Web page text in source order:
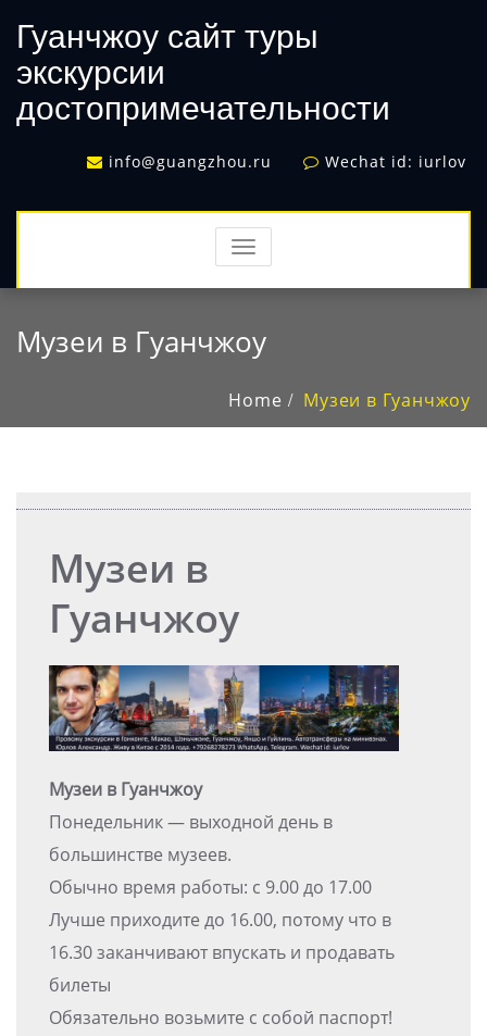
Гуанчжоу сайт туры
экскурсии
достопримечательности
info@guangzhou.ru Wechat id: iurlov
TOGGLE
NAVIGATION
Музеи в Гуанчжоу
Home Музеи в Гуанчжоу
Музеи в
Гуанчжоу
Музеи в Гуанчжоу
Понедельник — выходной день в
большинстве музеев.
Обычно время работы: с 9.00 до 17.00
Лучше приходите до 16.00, потому что в
16.30 заканчивают впускать и продавать
билеты
Обязательно возьмите с собой паспорт!